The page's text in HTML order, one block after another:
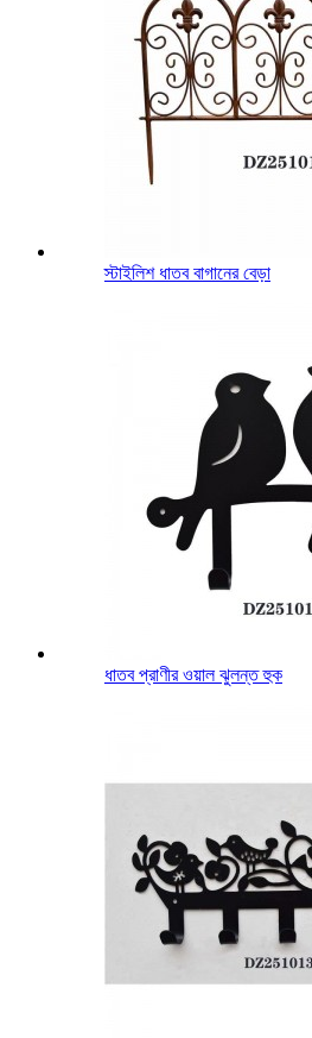
স্টাইলিশ ধাতব বাগানের বেড়া
ধাতব প্রাণীর ওয়াল ঝুলন্ত হুক